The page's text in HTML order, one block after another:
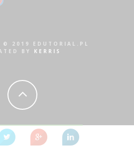
© 2019 EDUTORIAL.PL
BY KERRIS